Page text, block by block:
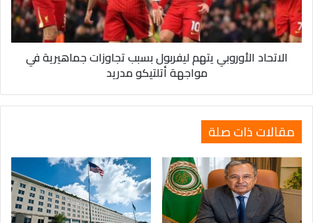
جماهيرية
في
مواجهة
أتلتيكوالاتحاد الأوروبي يتهم ليفربول بسبب تجاوزات جماهيرية في
مواجهة أتلتيكو مدريد
مقالات ذات صلة